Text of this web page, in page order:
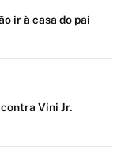
ir à casa do pai
Vini Jr.